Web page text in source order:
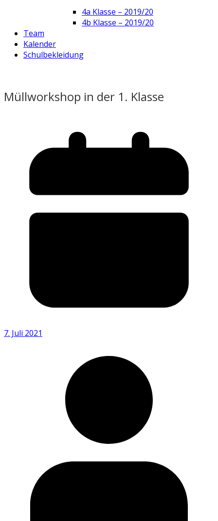
4a Klasse – 2019/20
4b Klasse – 2019/20
Team
Kalender
Schulbekleidung
Müllworkshop in der 1. Klasse
7. Juli 2021